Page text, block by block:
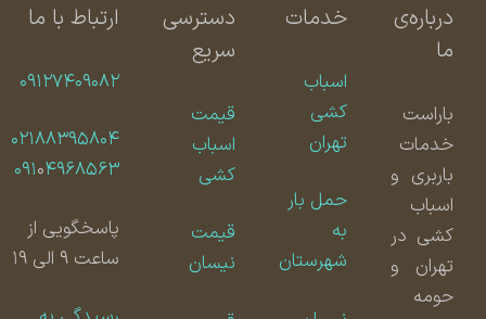
درباره‌ی
باراست
خدمات
باربری و
اسباب
کشی در
تهران و
حومه
خدمات
اسباب
کشی
تهران
حمل بار
شهرستان
دسترسی
سریع
قیمت
اسباب
کشی
قیمت
نیسان
ارتباط با ما
۰۹۱۲۷۴۰۹۰۸۲
۰۲۱۸۸۳۹۵۸۰۴
۰۹۱۰۴۹۶۸۵۶۳
پاسخگویی از
ساعت ۹ الی ۱۹